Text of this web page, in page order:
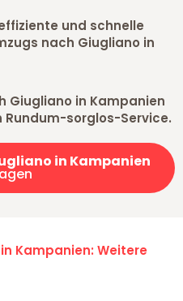
und schnelle
nach Giugliano in
Giugliano in Kampanien
Rundum-sorglos-Service.
in Kampanien
Kampanien: Weitere